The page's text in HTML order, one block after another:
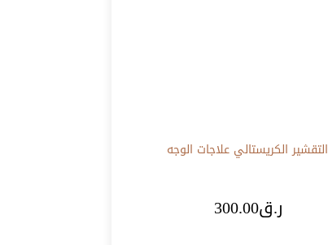
التقشير الكريستالي علاجات الوجه
ر.ق300.00